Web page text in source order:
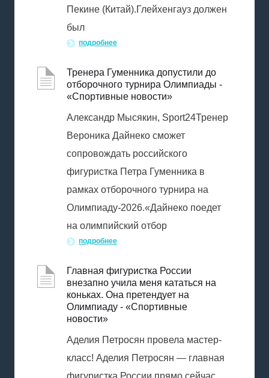
Пекине (Китай).Глейхенгауз должен
был
подробнее
Тренера Гуменника допустили до
отборочного турнира Олимпиады -
«Спортивные новости»
Александр Мысякин, Sport24Тренер
Вероника Дайнеко сможет
сопровождать российского
фигуристка Петра Гуменника в
рамках отборочного турнира на
Олимпиаду-2026.«Дайнеко поедет
на олимпийский отбор
подробнее
Главная фигуристка России
внезапно учила меня кататься на
коньках. Она претендует на
Олимпиаду - «Спортивные
новости»
Аделия Петросян провела мастер-
класс! Аделия Петросян — главная
фигуристка России прямо сейчас.